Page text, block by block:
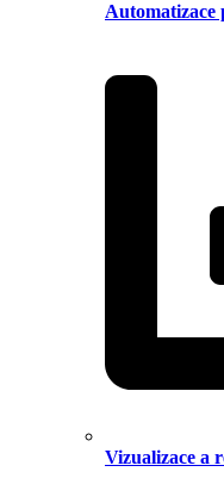
Automatizace
Vizualizace a